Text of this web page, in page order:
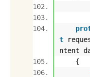
t
ntent
{